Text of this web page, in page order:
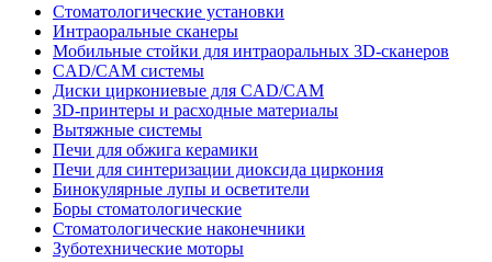
Стоматологические установки
Интраоральные сканеры
Мобильные стойки для интраоральных 3D-сканеров
CAD/CAM системы
Диски циркониевые для CAD/CAM
3D-принтеры и расходные материалы
Вытяжные системы
Печи для обжига керамики
Печи для синтеризации диоксида циркония
Бинокулярные лупы и осветители
Боры стоматологические
Стоматологические наконечники
Зуботехнические моторы